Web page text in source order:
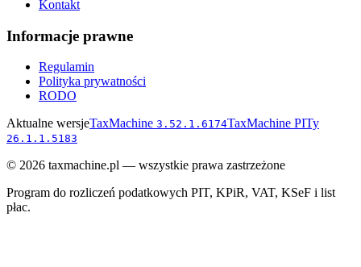
Kontakt
Informacje prawne
Regulamin
Polityka prywatności
RODO
Aktualne wersjeTaxMachine 3.52.1.6174TaxMachine PITy
26.1.1.5183
© 2026 taxmachine.pl — wszystkie prawa zastrzeżone
Program do rozliczeń podatkowych PIT, KPiR, VAT, KSeF i list
płac.